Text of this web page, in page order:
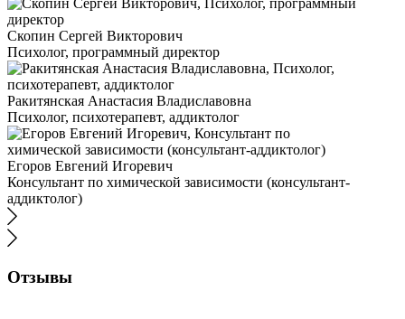
Скопин Сергей Викторович
Психолог, программный директор
Ракитянская Анастасия Владиславовна
Психолог, психотерапевт, аддиктолог
Егоров Евгений Игоревич
Консультант по химической зависимости (консультант-
аддиктолог)
Отзывы